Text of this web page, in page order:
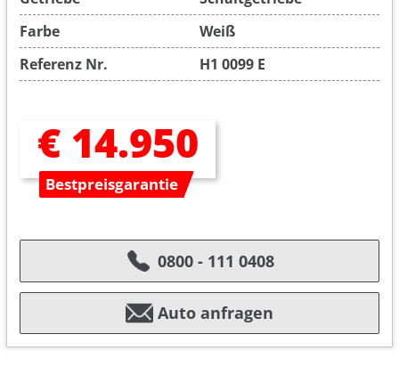
Farbe
Weiß
Referenz Nr.
H1 0099 E
€ 14.950
Bestpreisgarantie
0800 - 111 0408
Auto anfragen